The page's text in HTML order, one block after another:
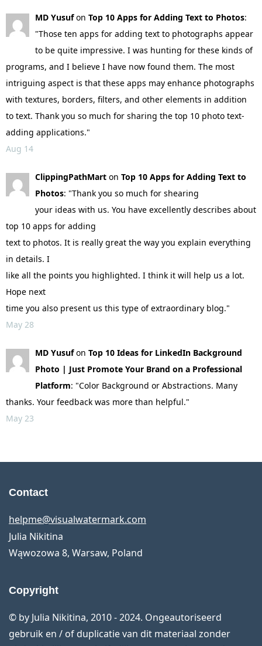
MD Yusufon Top 10 Apps for Adding Text to Photos:
"Those ten apps for adding text to photographs appear
to be quite impressive. I was hunting for these kinds of
programs, and I believe I have now found them. The most
intriguing aspect is that these apps may enhance photographs
with textures, borders, filters, and other elements in addition
to text. Thank you so much for sharing the top 10 photo text-
adding applications."
Aug 14
ClippingPathMart on Top 10 Apps for Adding Text to
Photos: "Thank you so much for shearing
your ideas with us. You have excellently describes about
top 10 apps for adding
text to photos. It is really great the way you explain everything
in details. I
like all the points you highlighted. I think it will help us a lot.
Hope next
time you also present us this type of extraordinary blog."
May 28
MD Yusufon Top 10 Ideas for LinkedIn Background
Photo | Just Promote Your Brand on a Professional
Platform: "Color Background or Abstractions. Many
thanks. Your feedback was more than helpful."
May 23
Contact
helpme@visualwatermark.com
Julia Nikitina
Wąwozowa 8, Warsaw, Poland
Copyright
© by Julia Nikitina, 2010 - 2024. Ongeautoriseerd
gebruik en / of duplicatie van dit materiaal zonder